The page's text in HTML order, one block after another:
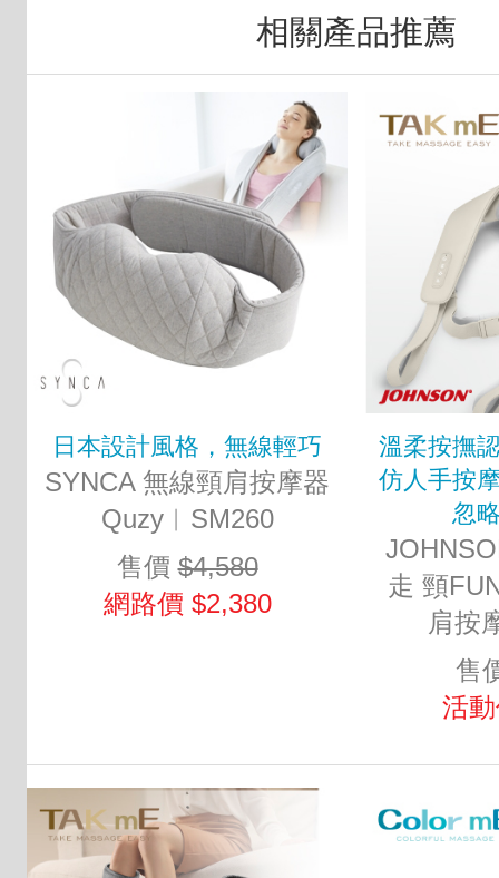
相關產品推薦
日本設計風格，無線輕巧
SYNCA 無線頸肩按摩器
Quzy︱SM260
售價$4,580
網路價 $2,380
溫柔按撫
仿人手按
忽
走 頸
肩按
售
活